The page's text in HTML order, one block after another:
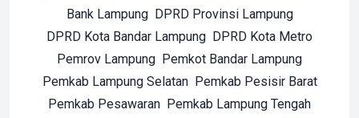
Bank Lampung DPRD Provinsi Lampung
DPRD Kota Bandar Lampung DPRD Kota Metro
Pemrov Lampung Pemkot Bandar Lampung
Pemkab Lampung Selatan Pemkab Pesisir Barat
Pemkab Pesawaran Pemkab Lampung Tengah